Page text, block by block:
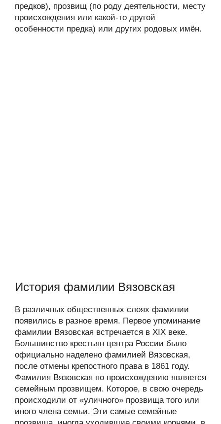
предков), прозвищ (по роду деятельности, месту
происхождения или какой-то другой
особенности предка) или других родовых имён.
История фамилии Вязовская
В различных общественных слоях фамилии
появились в разное время. Первое упоминание
фамилии Вязовская встречается в XIX веке.
Большинство крестьян центра России было
официально наделено фамилией Вязовская,
после отмены крепостного права в 1861 году.
Фамилия Вязовская по происхождению является
семейным прозвищем. Которое, в свою очередь
происходили от «уличного» прозвища того или
иного члена семьи. Эти самые семейные